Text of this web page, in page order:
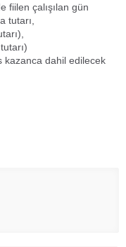
fiilen çalışılan gün
tutarı,
kazanca dahil edilecek